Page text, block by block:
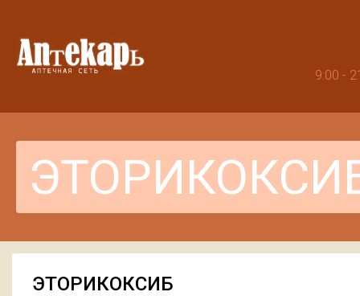
9:00 -
ЭТОРИКОКСИБ